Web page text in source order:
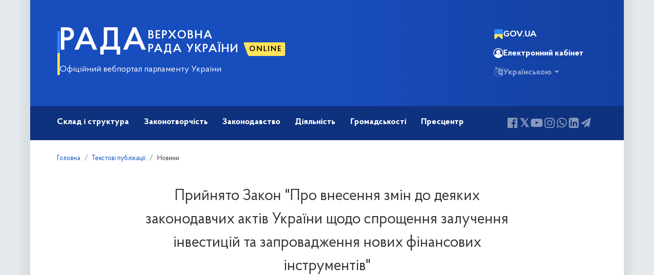
РАДА ВЕРХОВНА
РАДА УКРАЇНИ
ONLINE
Офіційний вебпортал парламенту України
GOV.UA
Електронний кабінет
Українською
Склад і структура Законотворчість Законодавство Діяльність Громадськості Пресцентр
Головна Текстові публікації Новини
Прийнято Закон "Про внесення змін до деяких
законодавчих актів України щодо спрощення залучення
інвестицій та запровадження нових фінансових
інструментів"